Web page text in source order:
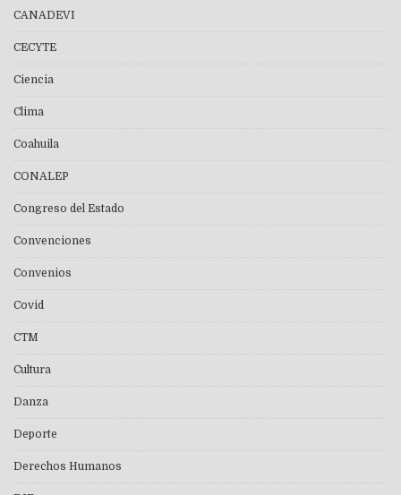
CANADEVI
CECYTE
Ciencia
Clima
Coahuila
CONALEP
Congreso del Estado
Convenciones
Convenios
Covid
CTM
Cultura
Danza
Deporte
Derechos Humanos